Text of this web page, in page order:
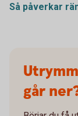
Så påverkar
går